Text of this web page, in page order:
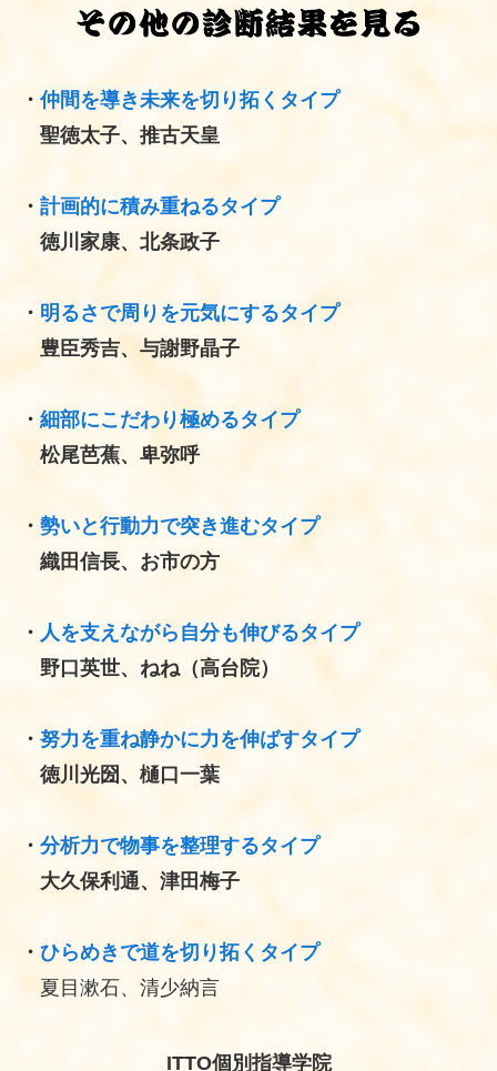
・ 仲間を導き未来を切り拓くタイプ
聖徳太子、推古天皇
・ 計画的に積み重ねるタイプ
徳川家康、北条政子
・ 明るさで周りを元気にするタイプ
豊臣秀吉、与謝野晶子
・ 細部にこだわり極めるタイプ
松尾芭蕉、卑弥呼
・ 勢いと行動力で突き進むタイプ
織田信長、お市の方
・ 人を支えながら自分も伸びるタイプ
野口英世、ねね（高台院）
・努力を重ね静かに力を伸ばすタイプ
徳川光圀、樋口一葉
・ 分析力で物事を整理するタイプ
大久保利通、津田梅子
・ ひらめきで道を切り拓くタイプ
夏目漱石、清少納言
ITTO個別指導学院